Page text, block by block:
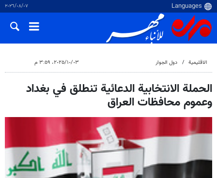
٠٧‏/٠٨‏/٢٠٢٦
الاقلیمیة دول الجوار ٠٣‏/١٠‏/٢٠٢٥، ٣:٥٩ م
الحملة الانتخابية الدعائية تنطلق في بغداد
وعموم محافظات العراق